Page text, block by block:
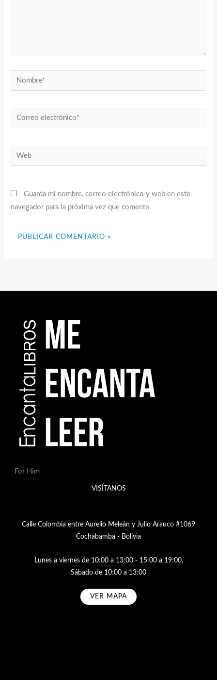
Nombre*
Correo
electrónico*
Web
Guarda mi nombre, correo electrónico y web en este
navegador para la próxima vez que comente.
For Him
VISÍTANOS
Calle Colombia entre Aurelio Meleán y Julio Arauco #1069
Cochabamba - Bolivia
Lunes a viernes de 10:00 a 13:00 - 15:00 a 19:00,
Sábado de 10:00 a 13:00
VER MAPA